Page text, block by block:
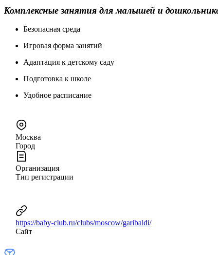
Комплексные занятия для малышей и
Безопасная среда
Игровая форма занятий
Адаптация к детскому саду
Подготовка к школе
Удобное расписание
Москва
Город
Организация
Тип регистрации
https://baby-club.ru/clubs/moscow/garibaldi/
Сайт